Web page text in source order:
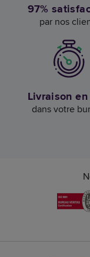
97%
par nos
Livraison
dans votre